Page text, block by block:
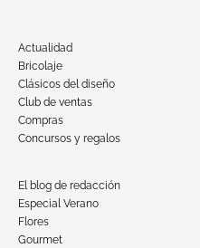
Actualidad
Bricolaje
Clásicos del diseño
Club de ventas
Compras
Concursos y regalos
El blog de redacción
Especial Verano
Flores
Gourmet